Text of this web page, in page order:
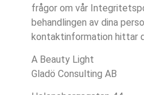
frågor om vår
behandlingen av dina
kontaktinformation hittar
A Beauty Light
Gladö Consulting AB